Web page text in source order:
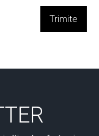
Trimite